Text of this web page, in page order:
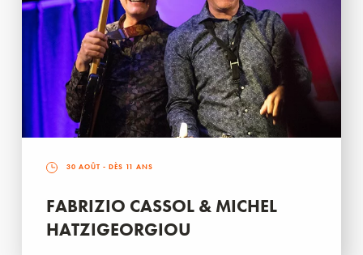
30 AOÛT - DÈS 11 ANS
FABRIZIO CASSOL & MICHEL
HATZIGEORGIOU